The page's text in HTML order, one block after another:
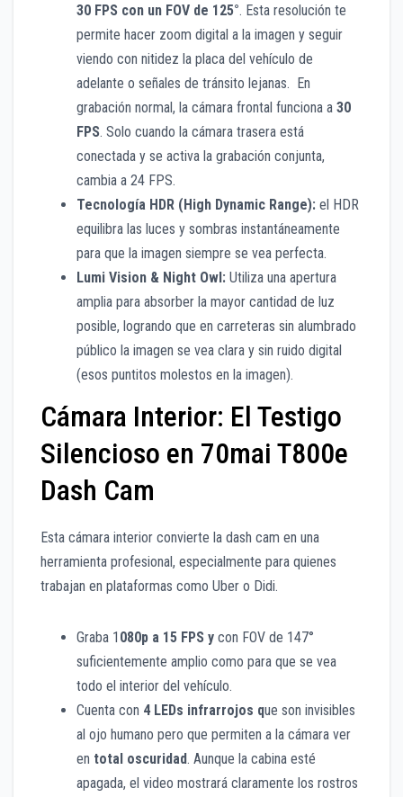
30 FPS con un FOV de 125°. Esta resolución te
permite hacer zoom digital a la imagen y seguir
viendo con nitidez la placa del vehículo de
adelante o señales de tránsito lejanas. En
grabación normal, la cámara frontal funciona a 30
FPS. Solo cuando la cámara trasera está
conectada y se activa la grabación conjunta,
cambia a 24 FPS.
Tecnología HDR (High Dynamic Range): el HDR
equilibra las luces y sombras instantáneamente
para que la imagen siempre se vea perfecta.
Lumi Vision & Night Owl: Utiliza una apertura
amplia para absorber la mayor cantidad de luz
posible, logrando que en carreteras sin alumbrado
público la imagen se vea clara y sin ruido digital
(esos puntitos molestos en la imagen).
Cámara Interior: El Testigo
Silencioso en 70mai T800e
Dash Cam
Esta cámara interior convierte la dash cam en una
herramienta profesional, especialmente para quienes
trabajan en plataformas como Uber o Didi.
Graba 1 080p a 15 FPS y con FOV de 147°
suficientemente amplio como para que se vea
todo el interior del vehículo.
Cuenta con 4 LEDs infrarrojos que son invisibles
al ojo humano pero que permiten a la cámara ver
en total oscuridad. Aunque la cabina esté
apagada, el video mostrará claramente los rostros